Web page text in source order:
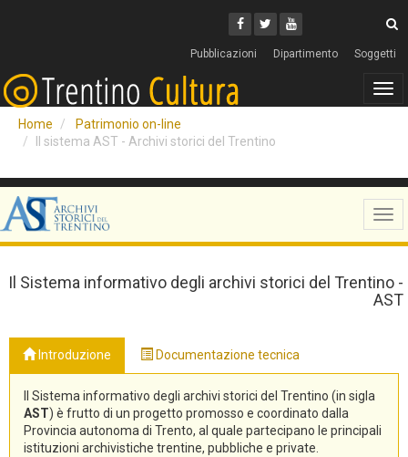
Facebook
Twitter
Youtube
Pubblicazioni Dipartimento Soggetti
Home
Patrimonio on-line
Il sistema AST - Archivi storici del Trentino
Il Sistema informativo degli archivi storici del Trentino -
AST
Introduzione Documentazione tecnica
Il Sistema informativo degli archivi storici del Trentino (in sigla
AST) è frutto di un progetto promosso e coordinato dalla
Provincia autonoma di Trento, al quale partecipano le principali
istituzioni archivistiche trentine, pubbliche e private.